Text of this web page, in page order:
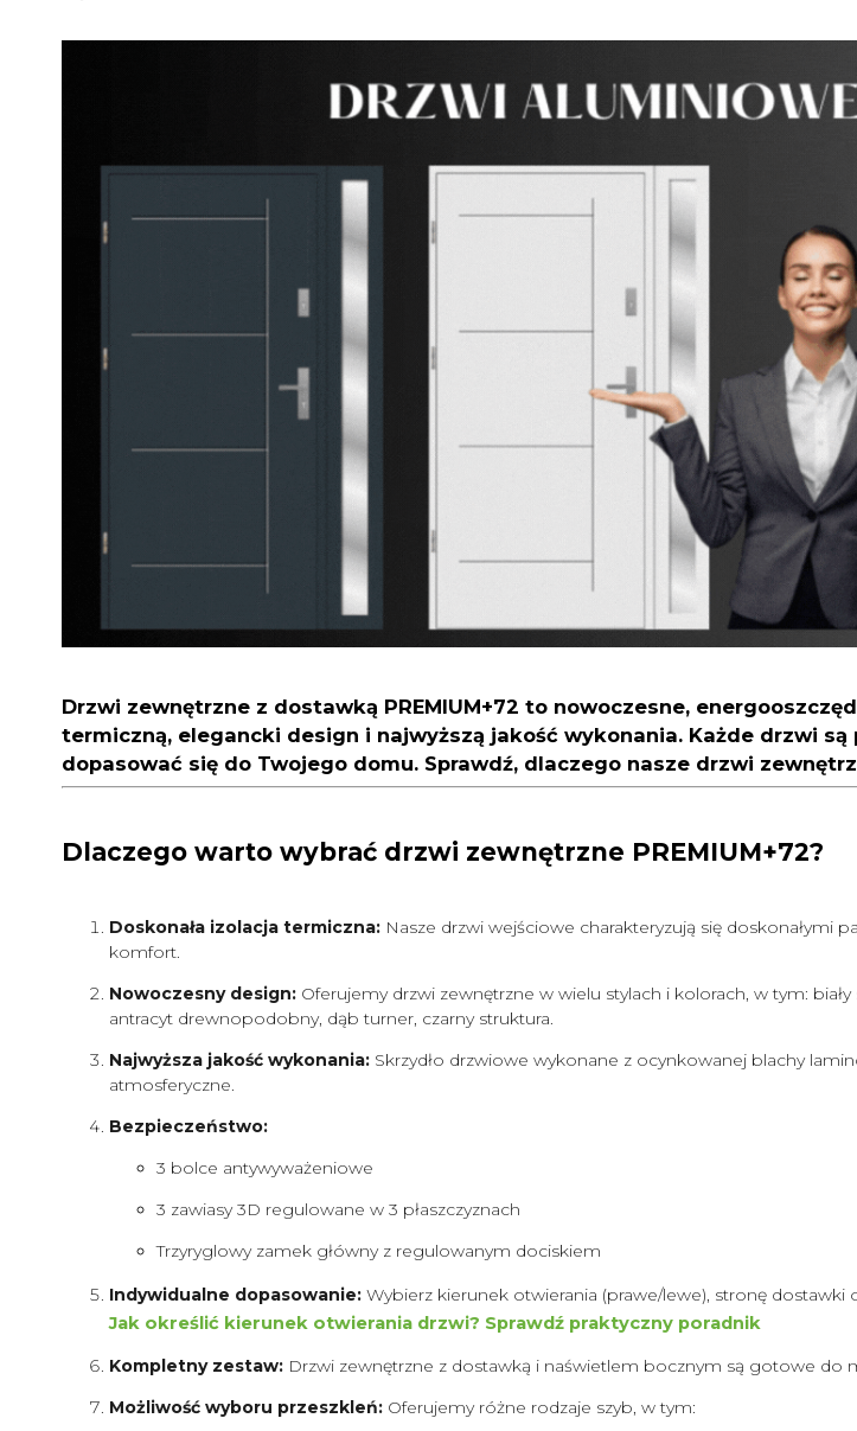
Drzwi zewnętrzne z dostawką PREMIUM+72 to nowoczesne,
termiczną, elegancki design i najwyższą jakość wykonania. Każde drzwi
dopasować się do Twojego domu. Sprawdź, dlaczego nasze drzwi
Dlaczego warto wybrać drzwi zewnętrzne PREMIUM+72?
Doskonała izolacja termiczna: Nasze drzwi wejściowe charakteryzują się doskonałymi
komfort.
Nowoczesny design: Oferujemy drzwi zewnętrzne w wielu stylach i kolorach, w tym:
antracyt drewnopodobny, dąb turner, czarny struktura.
Najwyższa jakość wykonania: Skrzydło drzwiowe wykonane z ocynkowanej blachy
atmosferyczne.
Bezpieczeństwo:
3 bolce antywyważeniowe
3 zawiasy 3D regulowane w 3 płaszczyznach
Trzyryglowy zamek główny z regulowanym dociskiem
Indywidualne dopasowanie: Wybierz kierunek otwierania (prawe/lewe), stronę
Jak określić kierunek otwierania drzwi? Sprawdź praktyczny poradnik
Kompletny zestaw: Drzwi zewnętrzne z dostawką i naświetlem bocznym są gotowe do
Możliwość wyboru przeszkleń: Oferujemy różne rodzaje szyb, w tym: